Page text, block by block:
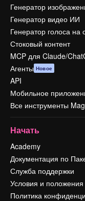
Генератор
Генератор видео ИИ
Генератор голоса на
Стоковый контент
MCP для Claude/
Агенты Новое
API
Мобильное
Все инструменты
Начать
Academy
Документация по
Служба поддержки
Условия и положения
Политика